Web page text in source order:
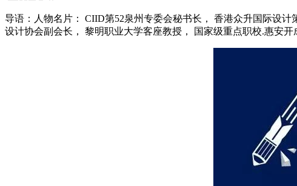
导语：人物名片： CIID第52泉州专委会秘书长， 香港众升国际设
设计协会副会长， 黎明职业大学客座教授， 国家级重点职校.惠安